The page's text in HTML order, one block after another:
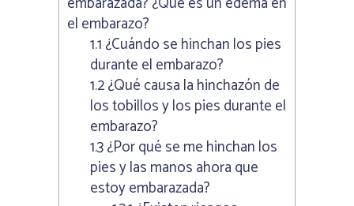
el embarazo?
1.1¿Cuándo se hinchan los pies
durante el embarazo?
1.2¿Qué causa la hinchazón de
los tobillos y los pies durante el
embarazo?
1.3¿Por qué se me hinchan los
pies y las manos ahora que
estoy embarazada?